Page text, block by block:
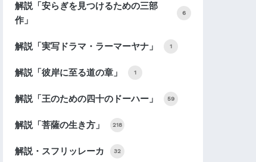
解説「安らぎを見つけるための三部
作」
6
解説「実写ドラマ・ラーマーヤナ」 1
解説「彼岸に至る道の章」 1
解説「王のための四十のドーハー」 59
解説「菩薩の生き方」 218
解説・スフリッレーカ 32